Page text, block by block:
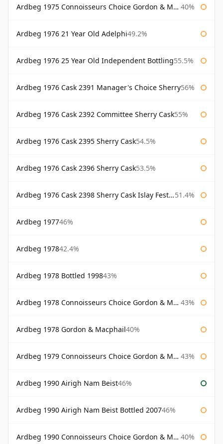
Ardbeg 1975 Connoisseurs Choice Gordon & Macphail 40%
Ardbeg 1976 21 Year Old Adelphi49.2%
Ardbeg 1976 25 Year Old Independent Bottling55.5%
Ardbeg 1976 Cask 2391 Manager's Choice Sherry56%
Ardbeg 1976 Cask 2392 Committee Sherry Cask55%
Ardbeg 1976 Cask 2395 Sherry Cask54.5%
Ardbeg 1976 Cask 2396 Sherry Cask53.5%
Ardbeg 1976 Cask 2398 Sherry Cask Islay Festival 2004 51.4%
Ardbeg 197746%
Ardbeg 197842.4%
Ardbeg 1978 Bottled 199843%
Ardbeg 1978 Connoisseurs Choice Gordon & Macphail 43%
Ardbeg 1978 Gordon & Macphail40%
Ardbeg 1979 Connoisseurs Choice Gordon & Macphail 43%
Ardbeg 1990 Airigh Nam Beist46%
Ardbeg 1990 Airigh Nam Beist Bottled 200746%
Ardbeg 1990 Connoisseurs Choice Gordon & Macphail 40%